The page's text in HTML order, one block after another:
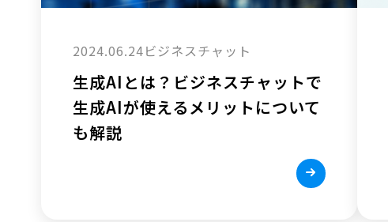
2024.06.24ビジネスチャット
生成AIとは？ビジネスチャットで
生成AIが使えるメリットについて
も解説